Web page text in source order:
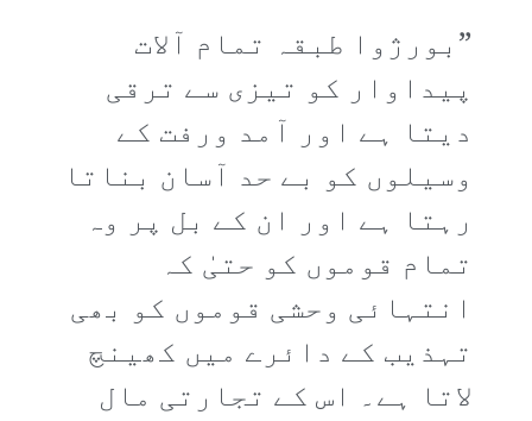
”بورژوا طبقہ تمام آلات
پیداوار کو تیزی سے ترقی
دیتا ہے اور آمد ورفت کے
وسیلوں کو بے حد آسان بناتا
رہتا ہے اور ان کے بل پر وہ
تمام قوموں کو حتیٰ کہ
انتہائی وحشی قوموں کو بھی
تہذیب کے دائرے میں کھینچ
لاتا ہے۔ اس کے تجارتی مال